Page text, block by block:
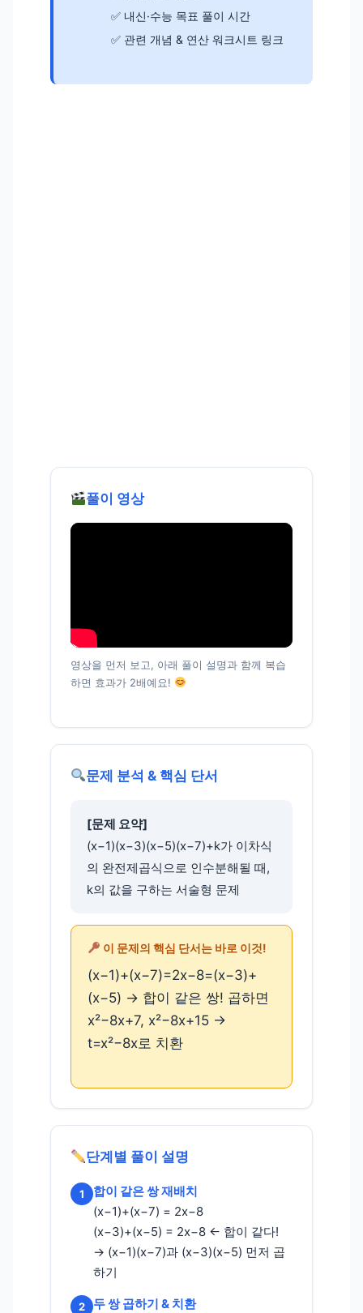
내신·수능 목표 풀이 시간
관련 개념 & 연산 워크시트 링크
풀이 영상
영상을 먼저 보고, 아래 풀이 설명과 함께 복습
하면 효과가 2배예요!
문제 분석 & 핵심 단서
[문제 요약]
(x−1)(x−3)(x−5)(x−7)+k가 이차식
의 완전제곱식으로 인수분해될 때,
k의 값을 구하는 서술형 문제
이 문제의 핵심 단서는 바로 이것!
(x−1)+(x−7)=2x−8=(x−3)+
(x−5) → 합이 같은 쌍! 곱하면
x²−8x+7, x²−8x+15 →
t=x²−8x로 치환
단계별 풀이 설명
1
합이 같은 쌍 재배치
(x−1)+(x−7) = 2x−8
(x−3)+(x−5) = 2x−8 ← 합이 같다!
→ (x−1)(x−7)과 (x−3)(x−5) 먼저 곱
하기
2 두 쌍 곱하기 & 치환